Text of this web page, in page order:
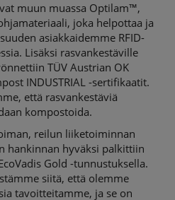
muun muassa Optilam™,
joka helpottaa ja
asiakkaidemme RFID-
Lisäksi rasvankestäville
TÜV Austrian OK
INDUSTRIAL -sertifikaatit.
että rasvankestäviä
kompostoida.
reilun liiketoiminnan
hankinnan hyväksi palkittiin
Gold -tunnustuksella.
siitä, että olemme
tavoitteitamme, ja se on